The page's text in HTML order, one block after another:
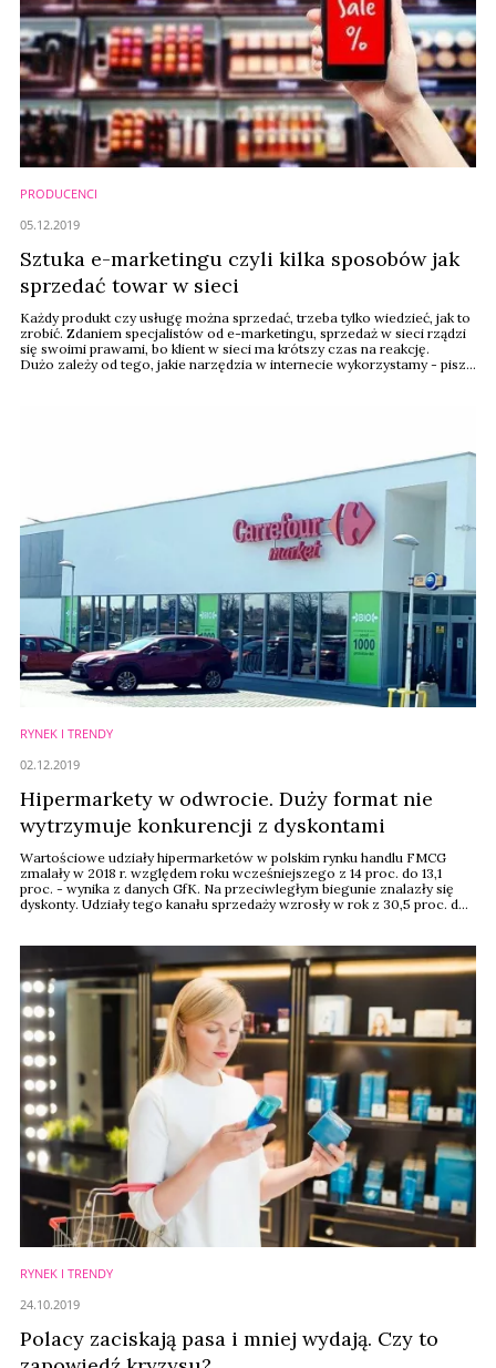
PRODUCENCI
Sztuka e-marketingu czyli kilka sposobów jak
sprzedać towar w sieci
Każdy produkt czy usługę można sprzedać, trzeba tylko wiedzieć, jak to
zrobić. Zdaniem specjalistów od e-marketingu, sprzedaż w sieci rządzi
się swoimi prawami, bo klient w sieci ma krótszy czas na reakcję.
Dużo zależy od tego, jakie narzędzia w internecie wykorzystamy - pisze
05.12.2019
RYNEK I TRENDY
Hipermarkety w odwrocie. Duży format nie
wytrzymuje konkurencji z dyskontami
Wartościowe udziały hipermarketów w polskim rynku handlu FMCG
zmalały w 2018 r. względem roku wcześniejszego z 14 proc. do 13,1
proc. - wynika z danych GfK. Na przeciwległym biegunie znalazły się
dyskonty. Udziały tego kanału sprzedaży wzrosły w rok z 30,5 proc. do
02.12.2019
RYNEK I TRENDY
Polacy zaciskają pasa i mniej wydają. Czy to
24.10.2019